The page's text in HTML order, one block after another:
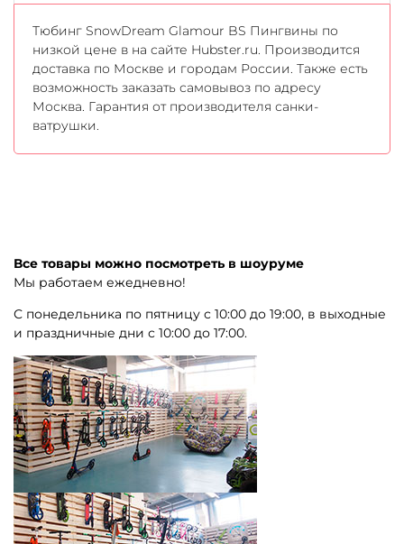
Тюбинг SnowDream Glamour BS Пингвины по
низкой цене в на сайте Hubster.ru. Производится
доставка по Москве и городам России. Также есть
возможность заказать самовывоз по адресу
Москва. Гарантия от производителя санки-
ватрушки.
Все товары можно посмотреть в шоуруме
Мы работаем ежедневно!
С понедельника по пятницу с 10:00 до 19:00, в выходные
и праздничные дни с 10:00 до 17:00.